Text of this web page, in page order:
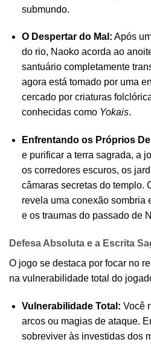
submundo.
O Despertar do Mal: Após
do rio, Naoko acorda ao
santuário completamente
agora está tomado por uma
cercado por criaturas
conhecidas como Yokais.
Enfrentando os Próprios
e purificar a terra sagrada, a
os corredores escuros, os
câmaras secretas do templo.
revela uma conexão sombria
e os traumas do passado de
Defesa Absoluta e a Escrita
O jogo se destaca por focar no
na vulnerabilidade total do
Vulnerabilidade Total: Você
arcos ou magias de ataque.
sobreviver às investidas dos